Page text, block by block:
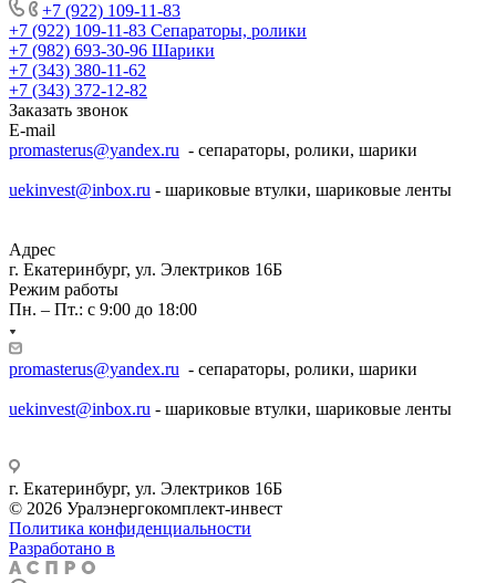
+7 (922) 109-11-83
+7 (922) 109-11-83 Сепараторы, ролики
+7 (982) 693-30-96 Шарики
+7 (343) 380-11-62
+7 (343) 372-12-82
Заказать звонок
E-mail
promasterus@yandex.ru - сепараторы, ролики, шарики
uekinvest@inbox.ru - шариковые втулки, шариковые ленты
Адрес
г. Екатеринбург, ул. Электриков 16Б
Режим работы
Пн. – Пт.: с 9:00 до 18:00
promasterus@yandex.ru - сепараторы, ролики, шарики
uekinvest@inbox.ru - шариковые втулки, шариковые ленты
г. Екатеринбург, ул. Электриков 16Б
© 2026 Уралэнергокомплект-инвест
Политика конфиденциальности
Разработано в